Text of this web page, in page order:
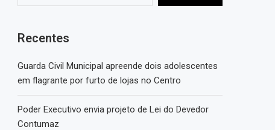
Recentes
Guarda Civil Municipal apreende dois adolescentes
em flagrante por furto de lojas no Centro
Poder Executivo envia projeto de Lei do Devedor
Contumaz